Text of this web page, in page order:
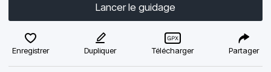
Lancer le guidage
Enregistrer Dupliquer Télécharger Partager